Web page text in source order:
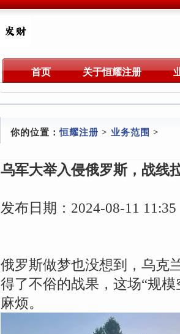
首页 关于恒耀注册
你的位置：恒耀注册 > 业务范围 >
乌军大举入侵俄罗斯，战线
发布日期：2024-08-11
俄罗斯做梦也没想到，乌克
得了不俗的战果，这场“规
麻烦。